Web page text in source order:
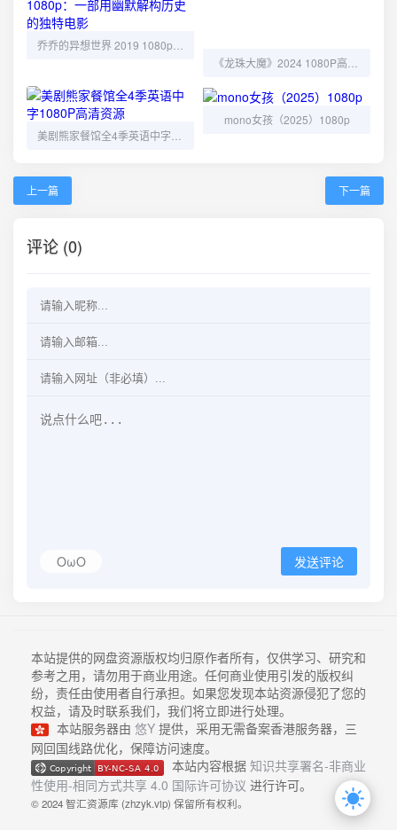
mono女孩（2025）1080p
上一篇 下一篇
评论 (0)
OωO 发送评论
本站提供的网盘资源版权均归原作者所有，仅供学习、研究和
参考之用，请勿用于商业用途。任何商业使用引发的版权纠
纷，责任由使用者自行承担。如果您发现本站资源侵犯了您的
权益，请及时联系我们，我们将立即进行处理。
本站服务器由 悠Y 提供，采用无需备案香港服务器，三
网回国线路优化，保障访问速度。
本站内容根据 知识共享署名-非商业
性使用-相同方式共享 4.0 国际许可协议 进行许可。
© 2024 智汇资源库 (zhzyk.vip) 保留所有权利。